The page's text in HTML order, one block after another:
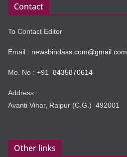
Contact
To Contact Editor
Email : newsbindass.com@gmail.com
Mo. No : +91 8435870614
Address :
Avanti Vihar, Raipur (C.G.) 492001
Other links